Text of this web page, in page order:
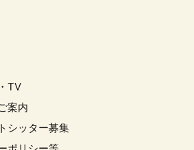
TV
案内
シッター募集